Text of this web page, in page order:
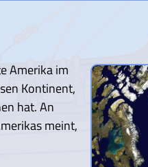
Amerika im
Kontinent,
hat. An
meint,